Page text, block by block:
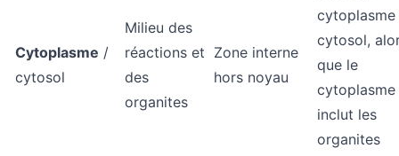
Cytoplasme /
cytosol
Milieu des
réactions et
des
organites
Zone interne
hors noyau
cytosol,
que le
cytoplasme
inclut les
organites